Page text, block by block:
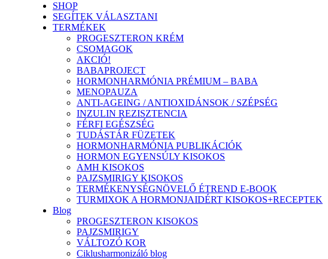
SHOP
SEGÍTEK VÁLASZTANI
TERMÉKEK
PROGESZTERON KRÉM
CSOMAGOK
AKCIÓ!
BABAPROJECT
HORMONHARMÓNIA PRÉMIUM – BABA
MENOPAUZA
ANTI-AGEING / ANTIOXIDÁNSOK / SZÉPSÉG
INZULIN REZISZTENCIA
FÉRFI EGÉSZSÉG
TUDÁSTÁR FÜZETEK
HORMONHARMÓNIA PUBLIKÁCIÓK
HORMON EGYENSÚLY KISOKOS
AMH KISOKOS
PAJZSMIRIGY KISOKOS
TERMÉKENYSÉGNÖVELŐ ÉTREND E-BOOK
TURMIXOK A HORMONJAIDÉRT KISOKOS+RECEPTEK
Blog
PROGESZTERON KISOKOS
PAJZSMIRIGY
VÁLTOZÓ KOR
Ciklusharmonizáló blog